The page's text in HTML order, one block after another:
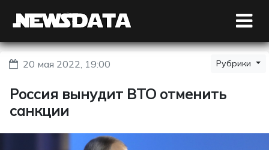
20 мая 2022, 19:00 Рубрики
Россия вынудит ВТО отменить
санкции